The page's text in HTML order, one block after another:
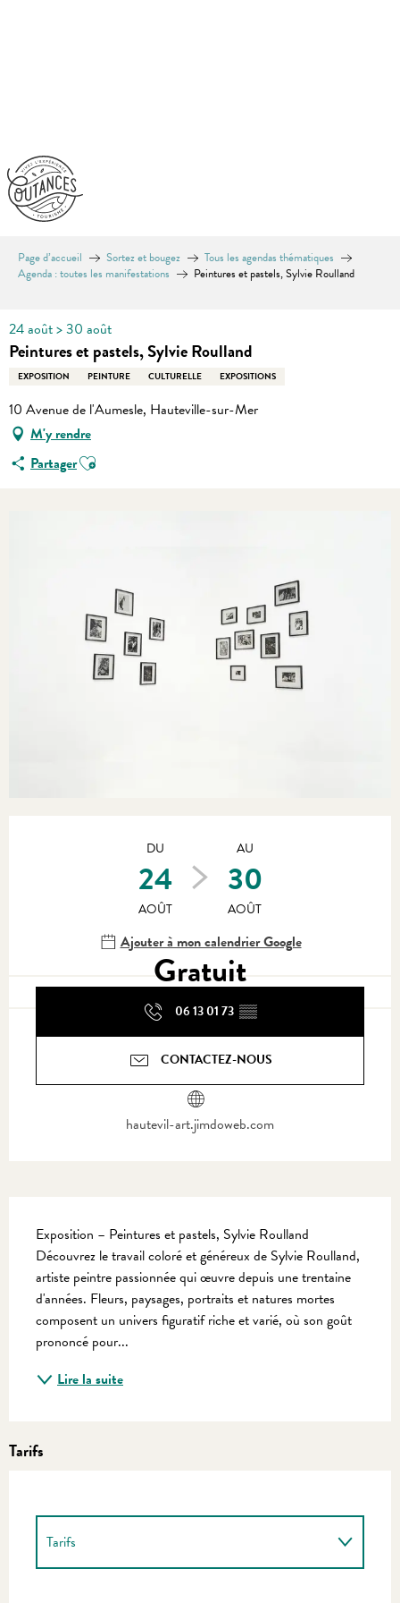
Page d’accueil Sortez et bougez
Tous les agendas thématiques
Agenda : toutes les manifestations
Peintures et pastels, Sylvie Roulland
24 août > 30 août
Peintures et pastels, Sylvie Roulland
EXPOSITION PEINTURE CULTURELLE EXPOSITIONS
10 Avenue de l'Aumesle, Hauteville-sur-Mer
M'y rendre
PartagerAjouter aux favoris
DU
24
AOÛT
AU
30
AOÛT
Ajouter à mon calendrier Google
Gratuit
06 13 01 73 ▒▒
CONTACTEZ-NOUS
hautevil-art.jimdoweb.com
Exposition – Peintures et pastels, Sylvie Roulland
Découvrez le travail coloré et généreux de Sylvie Roulland,
artiste peintre passionnée qui œuvre depuis une trentaine
d'années. Fleurs, paysages, portraits et natures mortes
composent un univers figuratif riche et varié, où son goût
prononcé pour...
Lire la suite
Tarifs
Tarifs